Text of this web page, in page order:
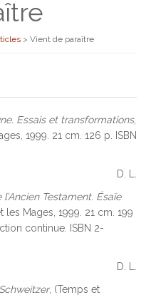
> Vient de paraître
Essais et transformations,
1999. 21 cm. 126 p. ISBN
D. L.
l’Ancien Testament. Ésaïe
les Mages, 1999. 21 cm. 199
continue. ISBN 2-
D. L.
, (Temps et